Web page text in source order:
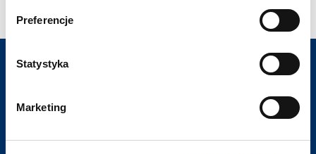
Preferencje
Statystyka
Marketing